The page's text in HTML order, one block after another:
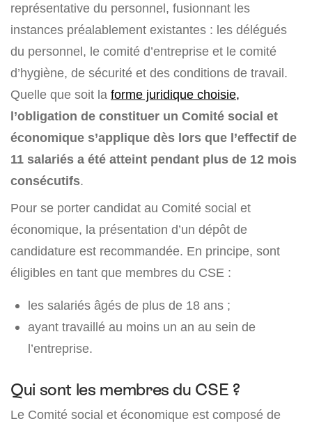
représentative du personnel, fusionnant les
instances préalablement existantes : les délégués
du personnel, le comité d’entreprise et le comité
d’hygiène, de sécurité et des conditions de travail.
Quelle que soit la forme juridique choisie,
l’obligation de constituer un Comité social et
économique s’applique dès lors que l’effectif de
11 salariés a été atteint pendant plus de 12 mois
consécutifs.
Pour se porter candidat au Comité social et
économique, la présentation d’un dépôt de
candidature est recommandée. En principe, sont
éligibles en tant que membres du CSE :
les salariés âgés de plus de 18 ans ;
ayant travaillé au moins un an au sein de
l’entreprise.
Qui sont les membres du CSE ?
Le Comité social et économique est composé de